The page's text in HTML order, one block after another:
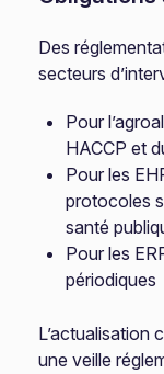
Des
secteurs
Pour
HACCP et
Pour les
protocoles
santé
Pour les
périodiques
L’actualisation
une veille